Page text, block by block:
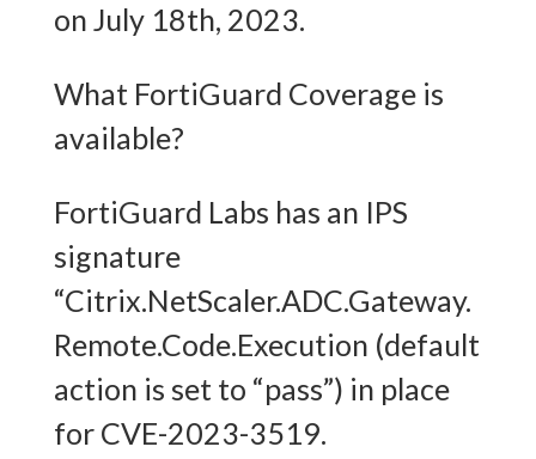
on July 18th, 2023.
What FortiGuard Coverage is
available?
FortiGuard Labs has an IPS
signature
“Citrix.NetScaler.ADC.Gateway.
Remote.Code.Execution (default
action is set to “pass”) in place
for CVE-2023-3519.